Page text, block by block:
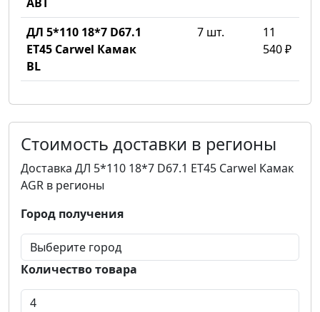
ДЛ 5*110 18*7 D67.1
ET45 Carwel Камак
BL
7 шт.
11
540 ₽
Стоимость доставки в регионы
Доставка ДЛ 5*110 18*7 D67.1 ET45 Carwel Камак
AGR в регионы
Город получения
Количество товара